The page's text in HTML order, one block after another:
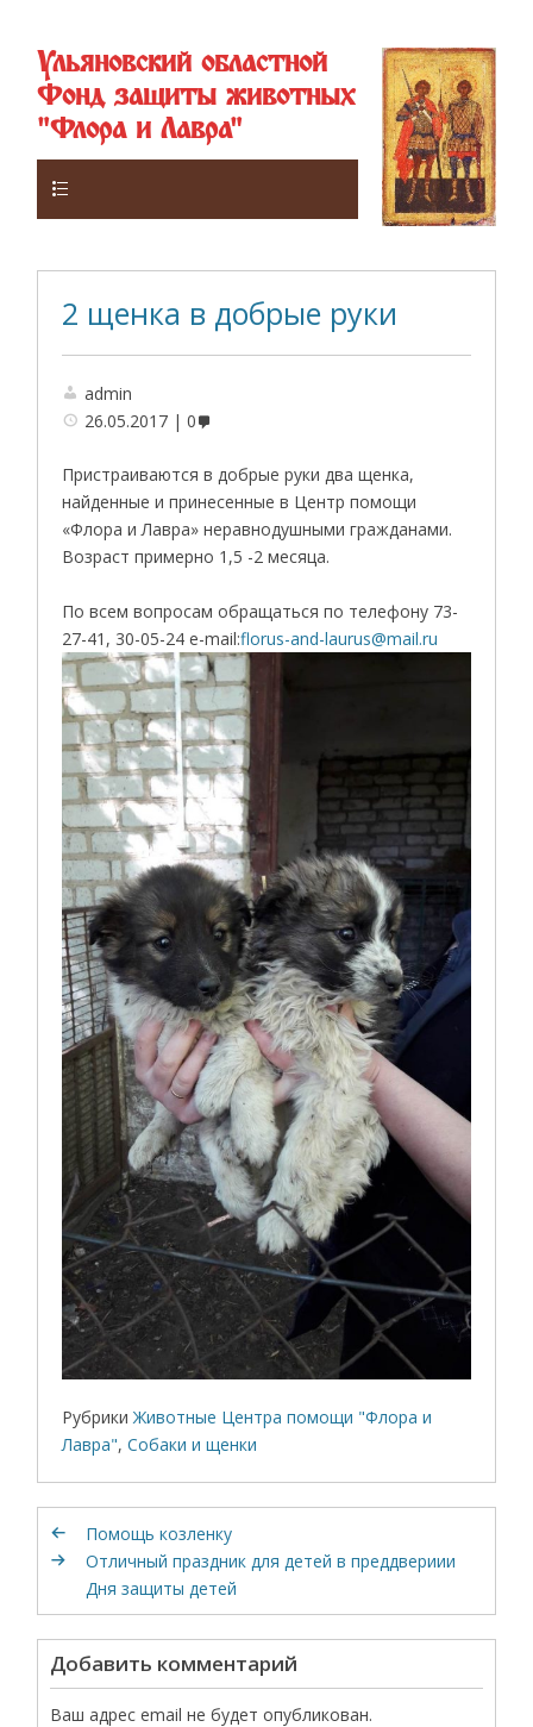
Ульяновский областной
Фонд защиты животных
"Флора и Лавра"
2 щенка в добрые руки
admin
26.05.2017
0
Пристраиваются в добрые руки два щенка,
найденные и принесенные в Центр помощи
«Флора и Лавра» неравнодушными гражданами.
Возраст примерно 1,5 -2 месяца.
По всем вопросам обращаться по телефону 73-
27-41, 30-05-24 e-mail:florus-and-laurus@mail.ru
Рубрики Животные Центра помощи "Флора и
Лавра",Собаки и щенки
Помощь козленку
Отличный праздник для детей в преддвериии
Дня защиты детей
Добавить комментарий
Ваш адрес email не будет опубликован.